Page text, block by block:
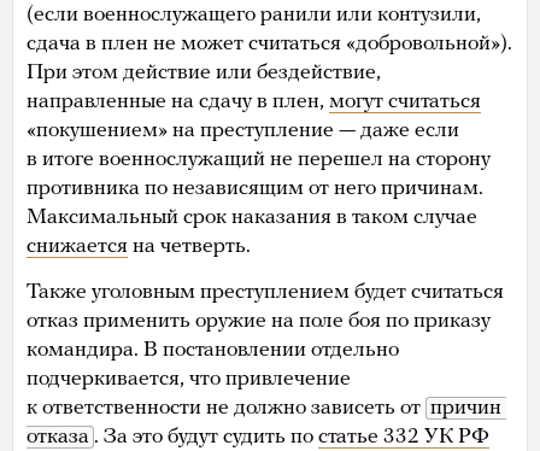
(если военнослужащего ранили или контузили,
сдача в плен не может считаться «добровольной»).
При этом действие или бездействие,
направленные на сдачу в плен, могут считаться
«покушением» на преступление — даже если
в итоге военнослужащий не перешел на сторону
противника по независящим от него причинам.
Максимальный срок наказания в таком случае
снижается на четверть.
Также уголовным преступлением будет считаться
отказ применить оружие на поле боя по приказу
командира. В постановлении отдельно
подчеркивается, что привлечение
к ответственности не должно зависеть от причин
отказа . За это будут судить по статье 332 УК РФ